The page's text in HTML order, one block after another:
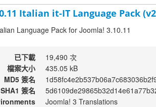
Italian it-IT Language Pack
Language Pack for Joomla! 3.10.11
已下載
19,490 次
檔案大小
435.05 kB
MD5 簽名
SHA1 簽名
Joomla! 3 Translations